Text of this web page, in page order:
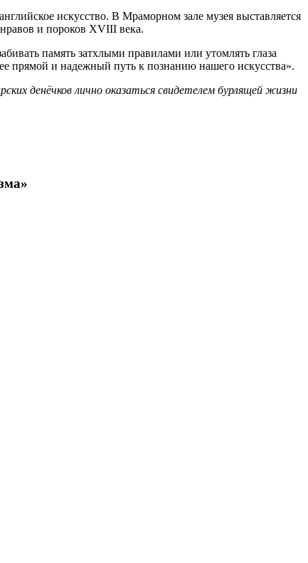
искусство. В Мраморном зале музея выставляется
и пороков XVIII века.
память затхлыми правилами или утомлять глаза
прямой и надежный путь к познанию нашего искусства».
денёчков лично оказаться свидетелем бурлящей жизни